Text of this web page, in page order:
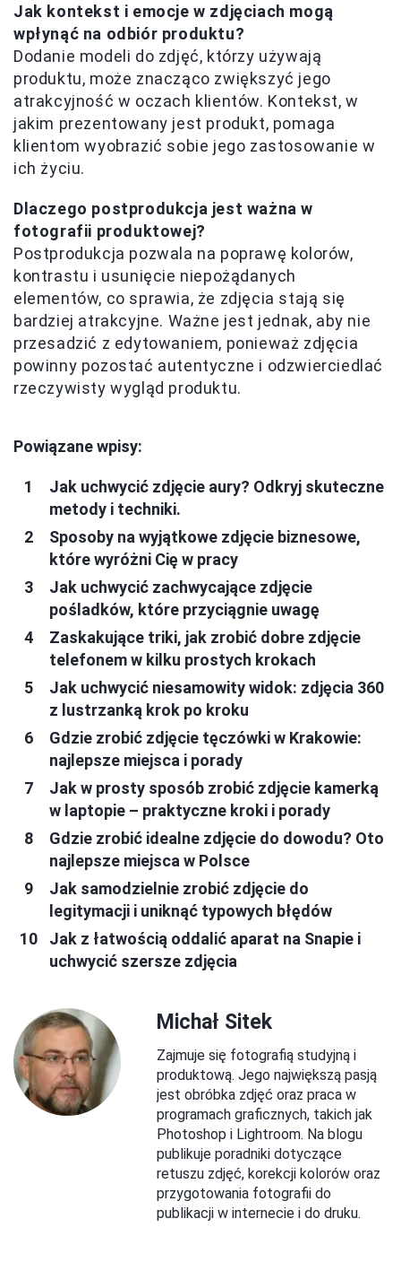
Jak kontekst i emocje w zdjęciach mogą
wpłynąć na odbiór produktu?
Dodanie modeli do zdjęć, którzy używają
produktu, może znacząco zwiększyć jego
atrakcyjność w oczach klientów. Kontekst, w
jakim prezentowany jest produkt, pomaga
klientom wyobrazić sobie jego zastosowanie w
ich życiu.
Dlaczego postprodukcja jest ważna w
fotografii produktowej?
Postprodukcja pozwala na poprawę kolorów,
kontrastu i usunięcie niepożądanych
elementów, co sprawia, że zdjęcia stają się
bardziej atrakcyjne. Ważne jest jednak, aby nie
przesadzić z edytowaniem, ponieważ zdjęcia
powinny pozostać autentyczne i odzwierciedlać
rzeczywisty wygląd produktu.
Powiązane wpisy:
Jak uchwycić zdjęcie aury? Odkryj skuteczne
metody i techniki.
Sposoby na wyjątkowe zdjęcie biznesowe,
które wyróżni Cię w pracy
Jak uchwycić zachwycające zdjęcie
pośladków, które przyciągnie uwagę
Zaskakujące triki, jak zrobić dobre zdjęcie
telefonem w kilku prostych krokach
Jak uchwycić niesamowity widok: zdjęcia 360
z lustrzanką krok po kroku
Gdzie zrobić zdjęcie tęczówki w Krakowie:
najlepsze miejsca i porady
Jak w prosty sposób zrobić zdjęcie kamerką
w laptopie – praktyczne kroki i porady
Gdzie zrobić idealne zdjęcie do dowodu? Oto
najlepsze miejsca w Polsce
Jak samodzielnie zrobić zdjęcie do
legitymacji i uniknąć typowych błędów
Jak z łatwością oddalić aparat na Snapie i
uchwycić szersze zdjęcia
Michał Sitek
Zajmuje się fotografią studyjną i
produktową. Jego największą pasją
jest obróbka zdjęć oraz praca w
programach graficznych, takich jak
Photoshop i Lightroom. Na blogu
publikuje poradniki dotyczące
retuszu zdjęć, korekcji kolorów oraz
przygotowania fotografii do
publikacji w internecie i do druku.